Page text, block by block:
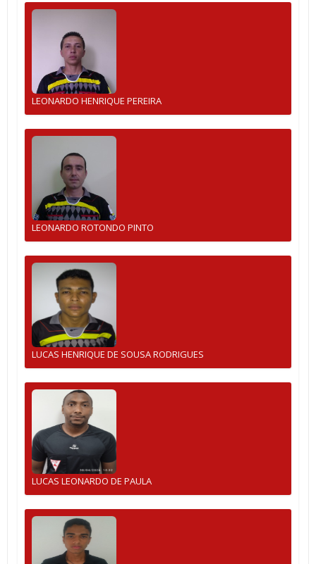
LEONARDO HENRIQUE PEREIRA
LEONARDO ROTONDO PINTO
LUCAS HENRIQUE DE SOUSA RODRIGUES
LUCAS LEONARDO DE PAULA